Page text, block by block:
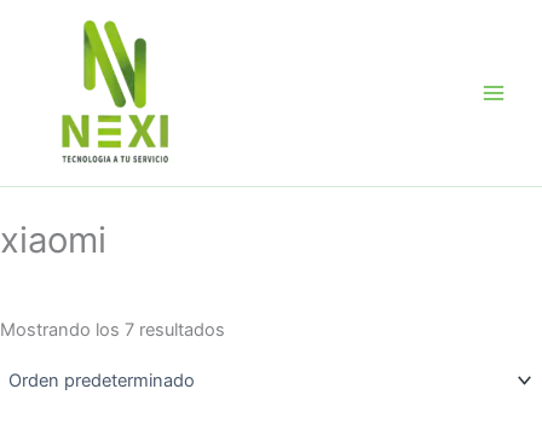
xiaomi
Mostrando los 7 resultados